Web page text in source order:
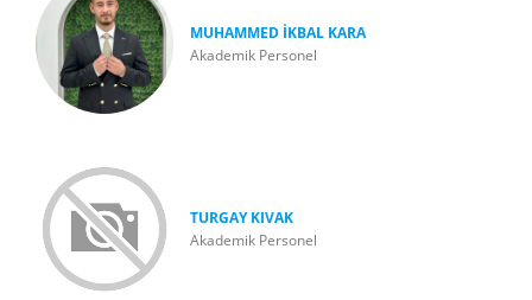
MUHAMMED İKBAL KARA
Akademik Personel
TURGAY KIVAK
Akademik Personel